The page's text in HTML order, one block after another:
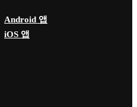
Android 앱
iOS 앱